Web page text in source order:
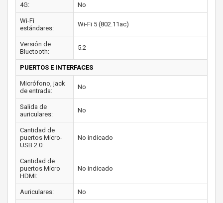
4G: No
Wi-Fi
estándares:
Wi-Fi 5 (802.11ac)
Versión de
Bluetooth:
5.2
PUERTOS E INTERFACES
Micrófono, jack
de entrada:
No
Salida de
auriculares:
No
Cantidad de
puertos Micro-
USB 2.0:
No indicado
Cantidad de
puertos Micro
HDMI:
No indicado
Auriculares: No